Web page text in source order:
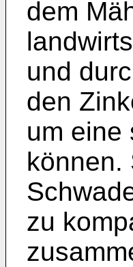
dem
und
den
um eine
können.
zu